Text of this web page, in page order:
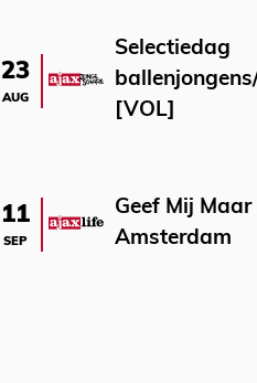
23
AUG
Selectiedag
[VOL]
11
SEP
Geef Mij Maar
Amsterdam